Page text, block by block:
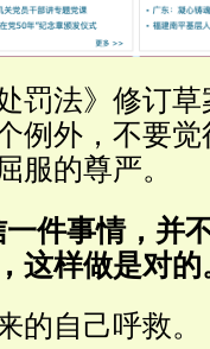
罚法》修订
例外，不要
服的尊严。
件事情，并
这样做是对的
的自己呼救。